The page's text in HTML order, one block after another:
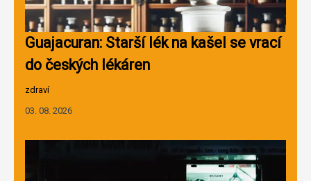
Guajacuran: Starší lék na kašel se vrací
do českých lékáren
zdraví
03. 08. 2026